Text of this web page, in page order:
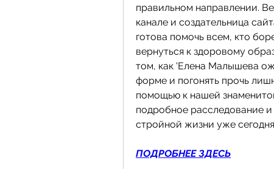
правильном направлении.
канале и создательница
готова помочь всем, кто
вернуться к здоровому
том, как 'Елена Малышева
форме и погонять прочь
помощью к нашей
подробное расследование
стройной жизни уже
ПОДРОБНЕЕ ЗДЕСЬ